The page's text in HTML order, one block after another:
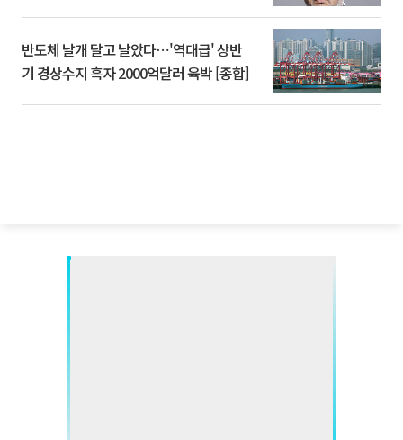
반도체 날개 달고 날았다⋯'역대급' 상반
기 경상수지 흑자 2000억달러 육박 [종합]